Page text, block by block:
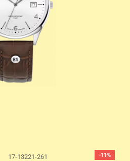
-11%
17-13221-261